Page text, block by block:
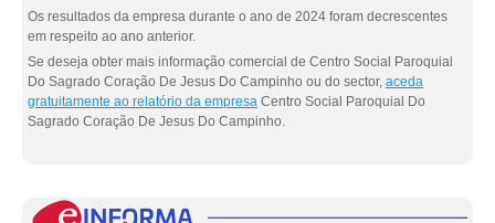
Os resultados da empresa durante o ano de 2024 foram decrescentes
em respeito ao ano anterior.
Se deseja obter mais informação comercial de Centro Social Paroquial
Do Sagrado Coração De Jesus Do Campinho ou do sector, aceda
gratuitamente ao relatório da empresa Centro Social Paroquial Do
Sagrado Coração De Jesus Do Campinho.